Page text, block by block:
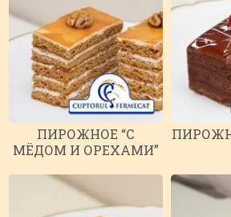
ПИРОЖНОЕ “С
МЁДОМ И ОРЕХАМИ”